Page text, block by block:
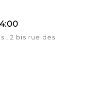
, 2 bis rue des